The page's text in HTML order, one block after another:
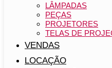
LÂMPADAS
PEÇAS
PROJETORES
TELAS DE
VENDAS
LOCAÇÃO